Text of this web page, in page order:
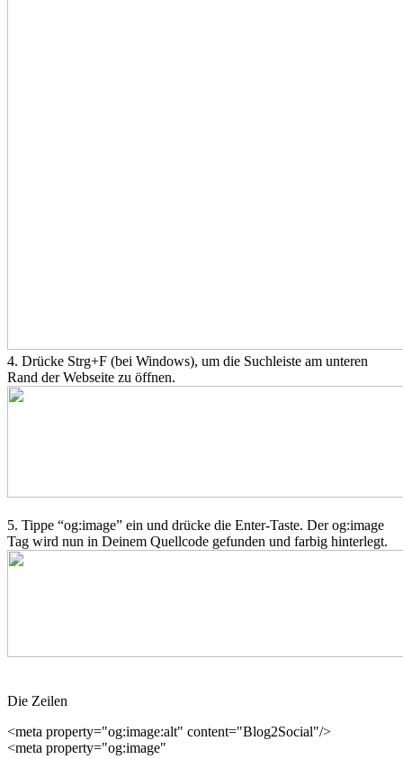
4. Drücke Strg+F (bei Windows), um die Suchleiste am unteren
Rand der Webseite zu öffnen.
5. Tippe “og:image” ein und drücke die Enter-Taste. Der og:image
Tag wird nun in Deinem Quellcode gefunden und farbig hinterlegt.
Die Zeilen
<meta property="og:image:alt" content="Blog2Social"/>
<meta property="og:image"